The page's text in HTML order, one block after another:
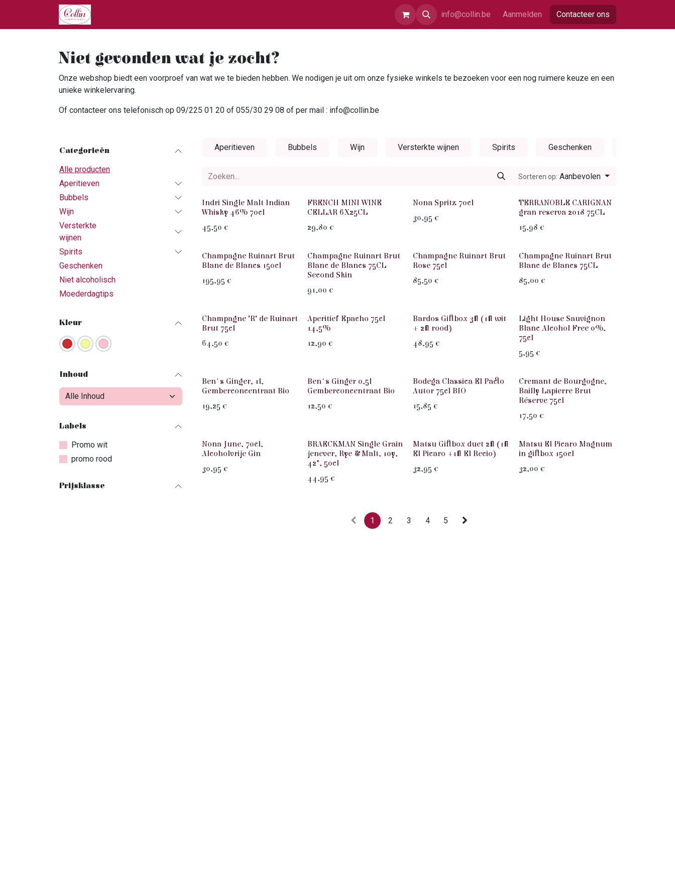
Overslaan naar inhoud
info@collin.be Aanmelden Contacteer ons
Niet gevonden wat je zocht?
Onze webshop biedt een voorproef van wat we te bieden hebben. We nodigen je uit om onze fysieke winkels te bezoeken voor een nog ruimere keuze en een
unieke winkelervaring.
Of contacteer ons telefonisch op 09/225 01 20 of 055/30 29 08 of per mail : info@collin.be
Categorieën
Alle producten
Aperitieven
Bubbels
Wijn
Versterkte
wijnen
Spirits
Geschenken
Niet alcoholisch
Moederdagtips
Kleur
Inhoud
Labels
Promo wit
promo rood
Prijsklasse
Aperitieven Bubbels Wijn Versterkte wijnen Spirits Geschenken
Sorteren op: Aanbevolen
Indri Single Malt Indian
Whisky 46% 70cl
45,50 €
FRENCH MINI WINE
CELLAR 6X25CL
29,80 €
Nona Spritz 70cl
30,95 € Rood
TERRANOBLE CARIGNAN
gran reserva 2018 75CL
15,98 €
Wit
Champagne Ruinart Brut
Blanc de Blancs 150cl
195,95 €
Wit
Champagne Ruinart Brut
Blanc de Blancs 75CL
Second Skin
91,00 €
Rosé
Champagne Ruinart Brut
Rose 75cl
85,50 €
Wit
Champagne Ruinart Brut
Blanc de Blancs 75CL
85,00 €
Wit
Champagne "R" de Ruinart
Brut 75cl
64,50 €
Aperitief Epacho 75cl
14,5%
12,90 €
Bardos Giftbox 3fl (1fl wit
+ 2fl rood)
48,95 €
Light House Sauvignon
Blanc Alcohol Free 0%,
75cl
5,95 €
Ben's Ginger, 1l,
Gemberconcentraat Bio
19,25 €
Ben's Ginger 0,5l
Gemberconcentraat Bio
12,50 €
Rood
Bodega Classica El Pacto
Autor 75cl BIO
15,85 €
Wit
Cremant de Bourgogne,
Bailly Lapierre Brut
Réserve 75cl
17,50 €
Nona June, 70cl,
Alcoholvrije Gin
30,95 €
BRAECKMAN Single Grain
jenever, Rye & Malt, 10y,
42°, 50cl
44,95 €
Matsu Giftbox duet 2fl (1fl
El Picaro +1fl El Recio)
32,95 €
Rood
Matsu El Picaro Magnum
in giftbox 150cl
32,00 €
1 2 3 4 5